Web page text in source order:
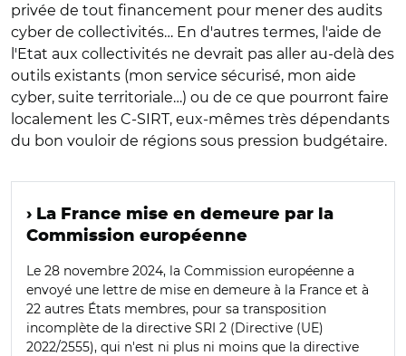
privée de tout financement pour mener des audits
cyber de collectivités… En d'autres termes, l'aide de
l'Etat aux collectivités ne devrait pas aller au-delà des
outils existants (mon service sécurisé, mon aide
cyber, suite territoriale…) ou de ce que pourront faire
localement les C-SIRT, eux-mêmes très dépendants
du bon vouloir de régions sous pression budgétaire.
› La France mise en demeure par la
Commission européenne
Le 28 novembre 2024, la Commission européenne a
envoyé une lettre de mise en demeure à la France et à
22 autres États membres, pour sa transposition
incomplète de la directive SRI 2 (Directive (UE)
2022/2555), qui n'est ni plus ni moins que la directive